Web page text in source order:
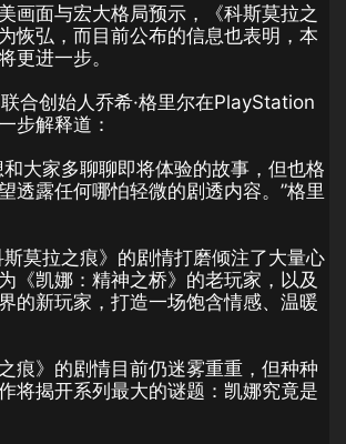
画面与宏大格局预示，《科斯莫拉之
恢弘，而目前公布的信息也表明，本
更进一步。
合创始人乔希·格里尔在PlayStation
步解释道：
和大家多聊聊即将体验的故事，但也格
透露任何哪怕轻微的剧透内容。”格里
斯莫拉之痕》的剧情打磨倾注了大量心
《凯娜：精神之桥》的老玩家，以及
的新玩家，打造一场饱含情感、温暖
痕》的剧情目前仍迷雾重重，但种种
将揭开系列最大的谜题：凯娜究竟是